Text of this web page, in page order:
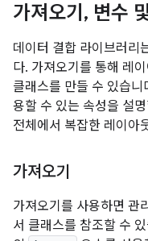
가져오기 , 변수
데이터 결합 라이브러리
다. 가져오기를 통해 레
클래스를 만들 수 있습
용할 수 있는 속성을 설
전체에서 복잡한 레이아
가져오기
가져오기를 사용하면 관
서 클래스를 참조할 수